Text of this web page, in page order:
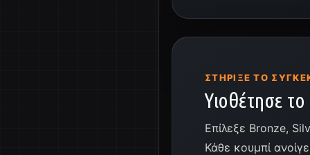
ΣΤΉΡΙΞΕ ΤΟ
Υιοθέτησε
Επίλεξε Bronze,
Κάθε κουμπί